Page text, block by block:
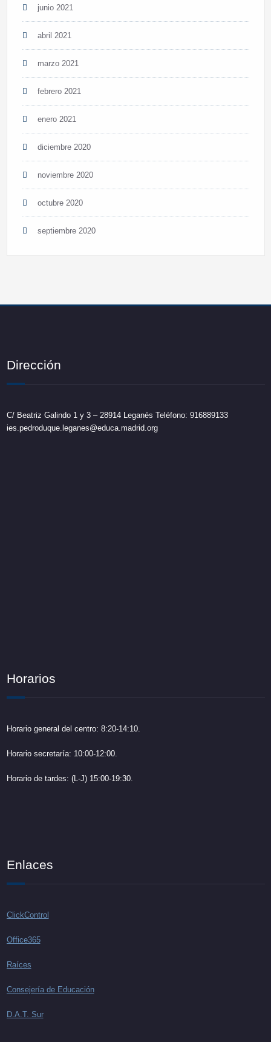
junio 2021
abril 2021
marzo 2021
febrero 2021
enero 2021
diciembre 2020
noviembre 2020
octubre 2020
septiembre 2020
Dirección
C/ Beatriz Galindo 1 y 3 – 28914 Leganés Teléfono: 916889133
ies.pedroduque.leganes@educa.madrid.org
Horarios
Horario general del centro: 8:20-14:10.
Horario secretaría: 10:00-12:00.
Horario de tardes: (L-J) 15:00-19:30.
Enlaces
ClickControl
Office365
Raíces
Consejería de Educación
D.A.T. Sur